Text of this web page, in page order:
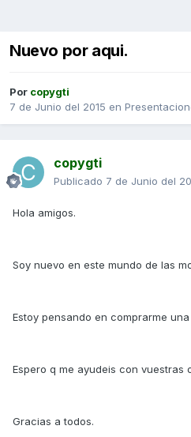
Nuevo por aqui.
Por copygti
7 de Junio del 2015 en
copygti
Publicado 7 de Junio del
Hola amigos.
Soy nuevo en este mundo de las
Estoy pensando en comprarme una
Espero q me ayudeis con vuestras
Gracias a todos.